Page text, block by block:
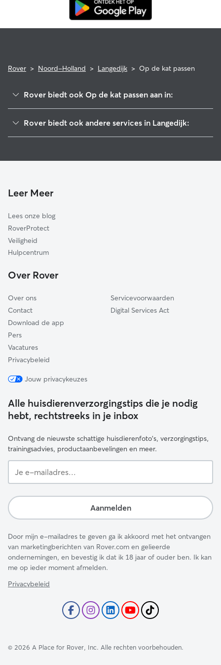
Rover > Noord-Holland > Langedijk > Op de kat passen
Rover biedt ook Op de kat passen aan in:
Koggenland
Heiloo
Castricum
Hollands Kroon
Beemster
Hoorn
Rover biedt ook andere services in Langedijk:
Leer Meer
Lees onze blog
RoverProtect
Veiligheid
Hulpcentrum
Over Rover
Over ons
Contact
Download de app
Pers
Vacatures
Privacybeleid
Servicevoorwaarden
Digital Services Act
Jouw privacykeuzes
Alle huisdierenverzorgingstips die je nodig
hebt, rechtstreeks in je inbox
Ontvang de nieuwste schattige huisdierenfoto's, verzorgingstips,
trainingsadvies, productaanbevelingen en meer.
e-
Aanmelden
Door mijn e-mailadres te geven ga ik akkoord met het ontvangen
van marketingberichten van Rover.com en gelieerde
ondernemingen, en bevestig ik dat ik 18 jaar of ouder ben. Ik kan
me op ieder moment afmelden.
Privacybeleid
© 2026 A Place for Rover, Inc. Alle rechten voorbehouden.